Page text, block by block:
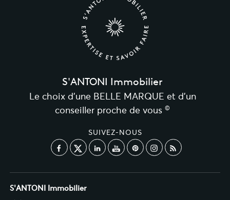
S'ANTONI Immobilier
Le choix d’une BELLE MARQUE et d’un
conseiller proche de vous ©
SUIVEZ-NOUS
S'ANTONI Immobilier